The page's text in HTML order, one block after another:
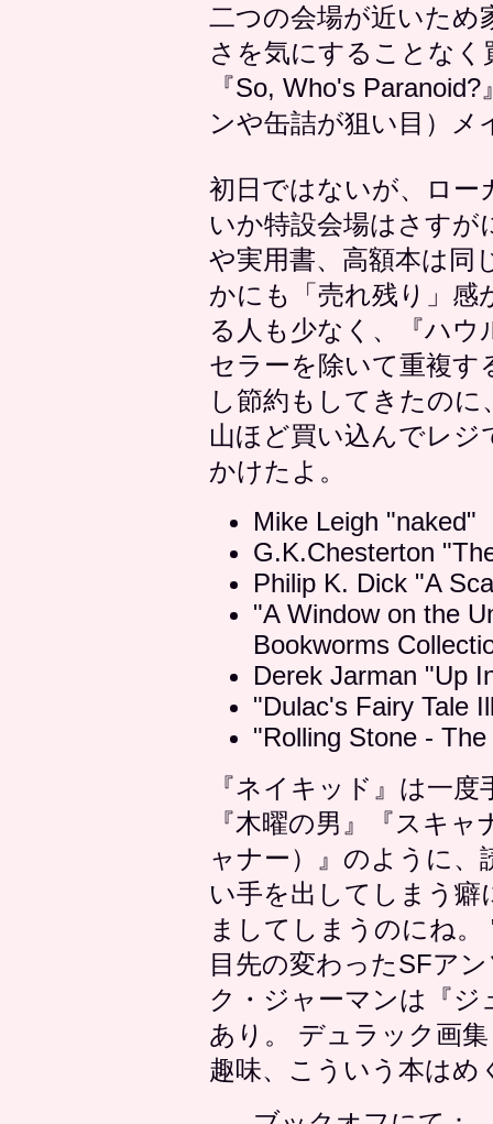
二つの会場が近いため
さを気にすることな
『So, Who's
ンや缶詰が狙い目）メ
初日ではないが、ロー
いか特設会場はさすが
や実用書、高額本は同
かにも「売れ残り」感
る人も少なく、『ハ
セラーを除いて重複す
し節約もしてきたの
山ほど買い込んでレジ
かけたよ。
Mike Leigh "naked"
G.K.Chesterton
Philip K. Dick "A
"A Window on the
Bookworms
Derek Jarman "Up
"Dulac's Fairy Tale
"Rolling Stone -
『ネイキッド』は一
『木曜の男』『スキ
ャナー）』のように
い手を出してしまう
ましてしまうのにね。
目先の変わったSFア
ク・ジャーマンは『
あり。 デュラック画
趣味、こういう本はめ